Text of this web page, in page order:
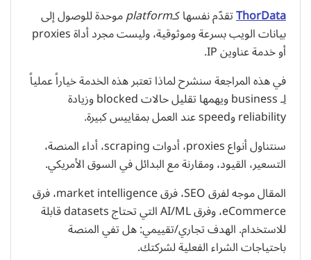
ThorDataتقدّم نفسها كـplatformموحدة للوصول إلى
بيانات الويب بسرعة وموثوقية، وليست مجرد أداة proxies
أو خدمة عناوين IP.
في هذه المراجعة سنشرح لماذا تعتبر هذه الخدمة خياراً عملياً
لِـ business ويهمها تقليل حالات blocked وزيادة
reliability وspeed عند العمل بمقاييس كبيرة.
سنتناول أنواع proxies، أدوات scraping، أداء المنصة،
التسعير، القيود، ومقارنة مع البدائل في السوق الأمريكي.
المقال موجه لفرق SEO، فرق market intelligence، فرق
eCommerce، وفرق AI/ML التي تحتاج datasets قابلة
للاستخدام. الهدف تجاري/تقييمي: هل تفي المنصة
باحتياجات الشراء الفعلية لشركتك.